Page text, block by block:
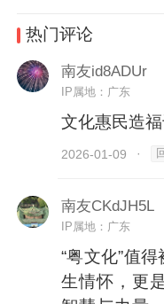
性、普惠性与可
广东何以广散“英
热门评论
南友id8ADUr
IP属地：广东
文化惠民造
2026-01-09 ·
南友CKdJH5L
IP属地：广东
“粤文化”值
生情怀，更